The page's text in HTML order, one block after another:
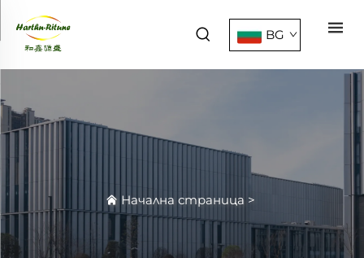
BG
Начална страница >